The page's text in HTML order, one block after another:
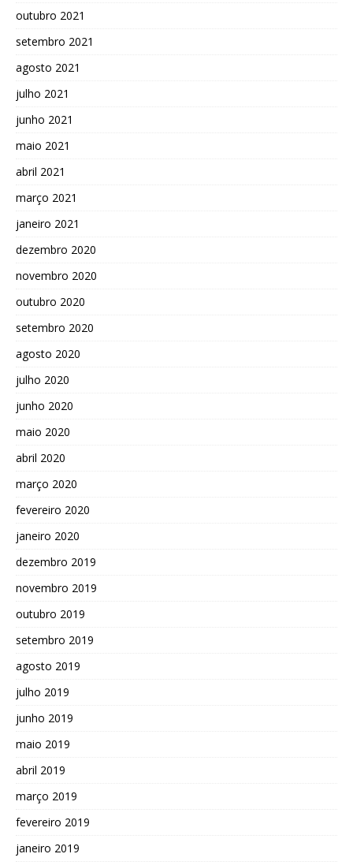
outubro 2021
setembro 2021
agosto 2021
julho 2021
junho 2021
maio 2021
abril 2021
março 2021
janeiro 2021
dezembro 2020
novembro 2020
outubro 2020
setembro 2020
agosto 2020
julho 2020
junho 2020
maio 2020
abril 2020
março 2020
fevereiro 2020
janeiro 2020
dezembro 2019
novembro 2019
outubro 2019
setembro 2019
agosto 2019
julho 2019
junho 2019
maio 2019
abril 2019
março 2019
fevereiro 2019
janeiro 2019